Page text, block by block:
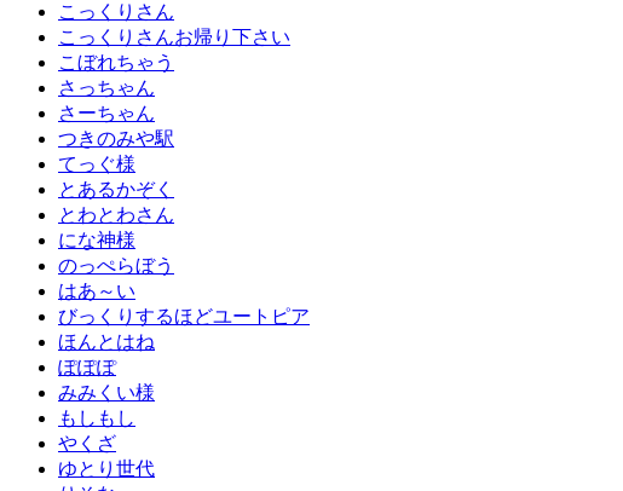
こっくりさん
こっくりさんお帰り下さい
こぼれちゃう
さっちゃん
さーちゃん
つきのみや駅
てっぐ様
とあるかぞく
とわとわさん
にな神様
のっぺらぼう
はあ～い
びっくりするほどユートピア
ほんとはね
ぽぽぽ
みみくい様
もしもし
やくざ
ゆとり世代